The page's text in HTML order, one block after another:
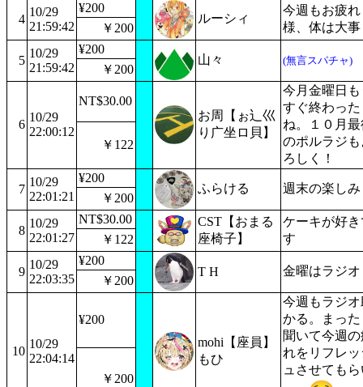
4
10/29
21:59:42
¥200
ルーシィ
今週もお疲れ
様、体は大事
￥200
5
10/29
21:59:42
¥200
山々 (無言スパチャ)
￥200
6
10/29
22:00:12
NT$30.00
お周【ぉ辶巛
り广坐ロ貝】
今月金曜日も
すぐ終わった
ね。１０月最
のポルラジも
ろしく！
￥122
7
10/29
22:01:21
¥200
ふらける 週末の楽しみ
￥200
8
10/29
22:01:27
NT$30.00
CST【おまる
座椅子】
ケーキが好き
す
￥122
9
10/29
22:03:35
¥200
T H
金曜はラジオ
￥200
10
10/29
22:04:14
¥200
mohi【座員】
もひ
今週もラジオ
かる。まった
聞いて今週の
れをリフレッ
ュさせても
￥200